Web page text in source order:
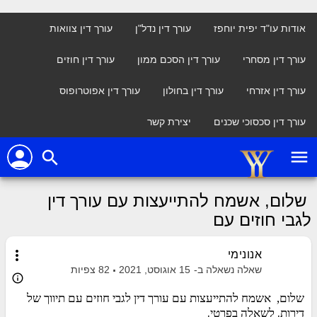
אודות עו"ד יפית יוחפז עורך דין נדל"ן עורך דין צוואות
עורך דין מסחרי עורך דין הסכם ממון עורך דין חוזים
עורך דין אזרחי עורך דין בחולון עורך דין אפוטרופוס
עורך דין סכסוכי שכנים יצירת קשר
menu
search
person
שלום, אשמח להתייעצות עם עורך דין
לגבי חוזים עם
more_vert אנונימי
שאלה נשאלה ב- 15 אוגוסט, 2021 82 צפיות
info_outline
שלום, אשמח להתייעצות עם עורך דין לגבי חוזים עם תיווך של
דירות. לשאלה בפרטי.